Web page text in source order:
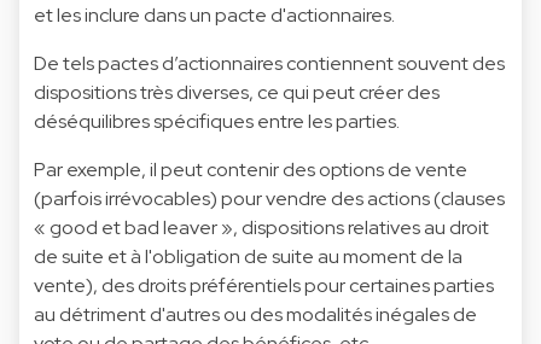
et les inclure dans un pacte d'actionnaires.
De tels pactes d’actionnaires contiennent souvent des
dispositions très diverses, ce qui peut créer des
déséquilibres spécifiques entre les parties.
Par exemple, il peut contenir des options de vente
(parfois irrévocables) pour vendre des actions (clauses
« good et bad leaver », dispositions relatives au droit
de suite et à l'obligation de suite au moment de la
vente), des droits préférentiels pour certaines parties
au détriment d'autres ou des modalités inégales de